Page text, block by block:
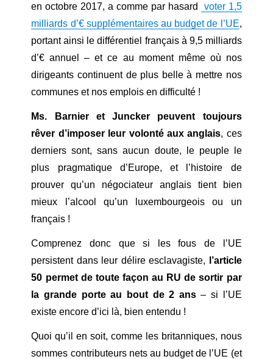
en octobre 2017, a comme par hasard
voter 1,5
milliards d’€ supplémentaires au budget de l’UE,
portant ainsi le différentiel français à 9,5 milliards
d’€ annuel – et ce au moment même où nos
dirigeants continuent de plus belle à mettre nos
communes et nos emplois en difficulté !
Ms. Barnier et Juncker peuvent toujours
rêver d’imposer leur volonté aux anglais, ces
derniers sont, sans aucun doute, le peuple le
plus pragmatique d’Europe, et l’histoire de
prouver qu’un négociateur anglais tient bien
mieux l’alcool qu’un luxembourgeois ou un
français !
Comprenez donc que si les fous de l’UE
persistent dans leur délire esclavagiste,
l’article
50 permet de toute façon au RU de sortir par
la grande porte au bout de 2 ans– si l’UE
existe encore d’ici là, bien entendu !
Quoi qu’il en soit, comme les britanniques, nous
sommes contributeurs nets au budget de l’UE (et